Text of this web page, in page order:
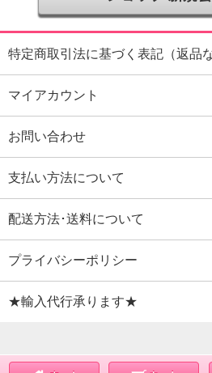
特定商取引法に基づく表記（返品な
マイアカウント
お問い合わせ
支払い方法について
配送方法･送料について
プライバシーポリシー
★輸入代行承ります★